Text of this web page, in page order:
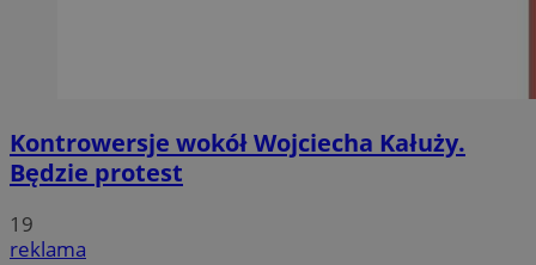
Kontrowersje wokół Wojciecha Kałuży.
Będzie protest
19
reklama